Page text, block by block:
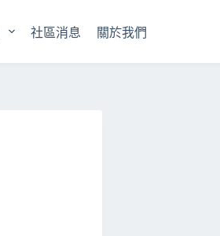
社區消息 關於我們